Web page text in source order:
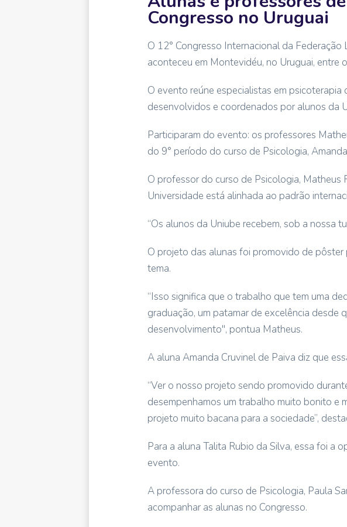
Congresso no Uruguai
O 12° Congresso Internacional da
aconteceu em Montevidéu, no Uruguai, entre
O evento reúne especialistas em
desenvolvidos e coordenados por alunos da
Participaram do evento: os professores
do 9° período do curso de Psicologia,
O professor do curso de Psicologia,
Universidade está alinhada ao padrão
“Os alunos da Uniube recebem, sob a nossa
O projeto das alunas foi promovido de
tema.
“Isso significa que o trabalho que tem uma
graduação, um patamar de excelência
desenvolvimento", pontua Matheus.
A aluna Amanda Cruvinel de Paiva diz que
“Ver o nosso projeto sendo promovido
desempenhamos um trabalho muito bonito e
projeto muito bacana para a sociedade”,
Para a aluna Talita Rubio da Silva, essa foi a
evento.
A professora do curso de Psicologia, Paula
acompanhar as alunas no Congresso.